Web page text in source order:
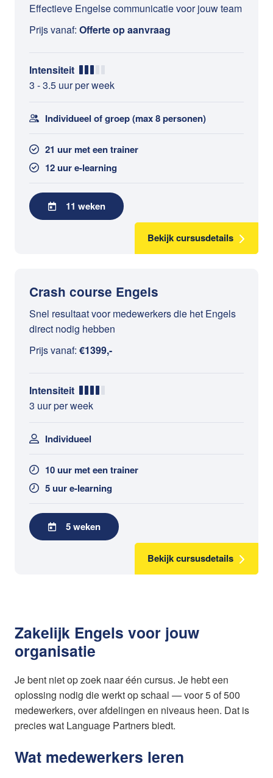
Effectieve Engelse communicatie voor jouw team
Prijs vanaf: Offerte op aanvraag
Intensiteit
3 - 3.5 uur per week
Individueel of groep (max 8 personen)
21 uur met een trainer
12 uur e-learning
11 weken
Bekijk cursusdetails
Crash course Engels
Snel resultaat voor medewerkers die het Engels
direct nodig hebben
Prijs vanaf: €1399,-
Intensiteit
3 uur per week
Individueel
10 uur met een trainer
5 uur e-learning
5 weken
Bekijk cursusdetails
Zakelijk Engels voor jouw
organisatie
Je bent niet op zoek naar één cursus. Je hebt een
oplossing nodig die werkt op schaal — voor 5 of 500
medewerkers, over afdelingen en niveaus heen. Dat is
precies wat Language Partners biedt.
Wat medewerkers leren